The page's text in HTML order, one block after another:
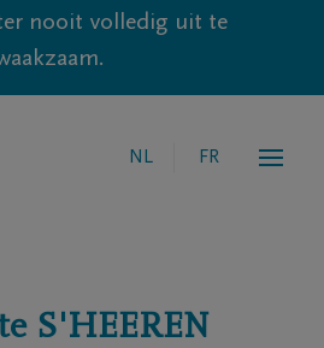
nooit volledig uit te
NL FR
S'HEEREN